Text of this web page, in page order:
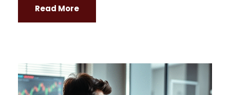
Read More